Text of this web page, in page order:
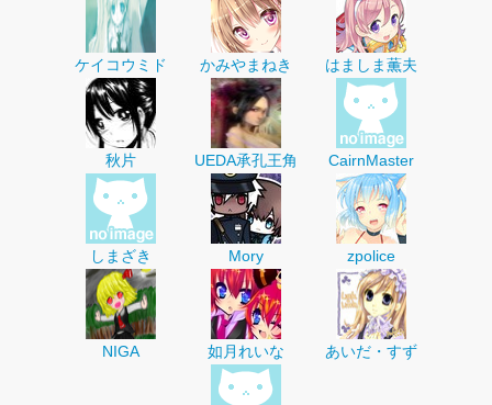
ケイコウミド かみやまねき はましま薫夫
秋片 UEDA承孔王角 CairnMaster
しまざき Mory zpolice
NIGA 如月れいな あいだ・すず